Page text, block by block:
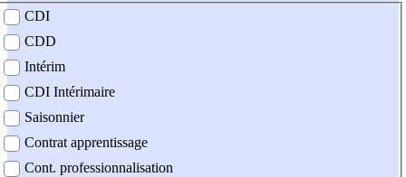
contrat
CDI
CDD
Intérim
CDI Intérimaire
Saisonnier
Contrat apprentissage
Cont. professionnalisation